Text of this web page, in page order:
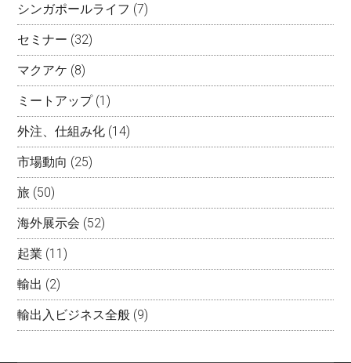
シンガポールライフ (7)
セミナー (32)
マクアケ (8)
ミートアップ(1)
外注、仕組み化 (14)
市場動向 (25)
旅 (50)
海外展示会 (52)
起業 (11)
輸出 (2)
輸出入ビジネス全般 (9)